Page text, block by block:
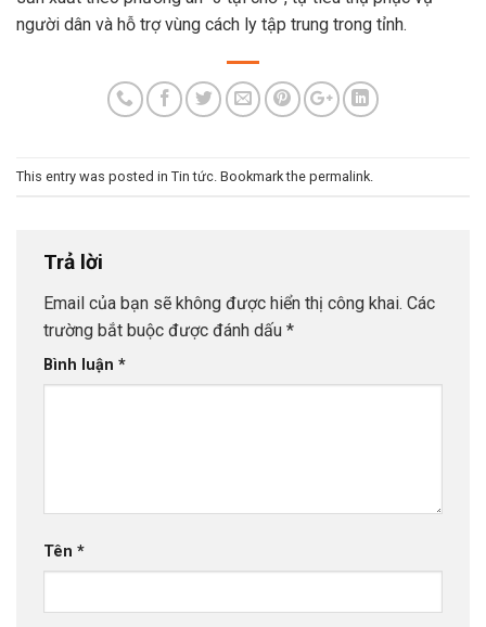
người dân và hỗ trợ vùng cách ly tập trung trong tỉnh.
This entry was posted in Tin tức . Bookmark the permalink
Trả lời
Email của bạn sẽ không được hiển thị công khai. Các
trường bắt buộc được đánh dấu *
Bình luận *
Tên *